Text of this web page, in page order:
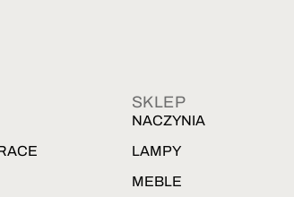
SKLEP
NACZYNIA
LAMPY
MEBLE